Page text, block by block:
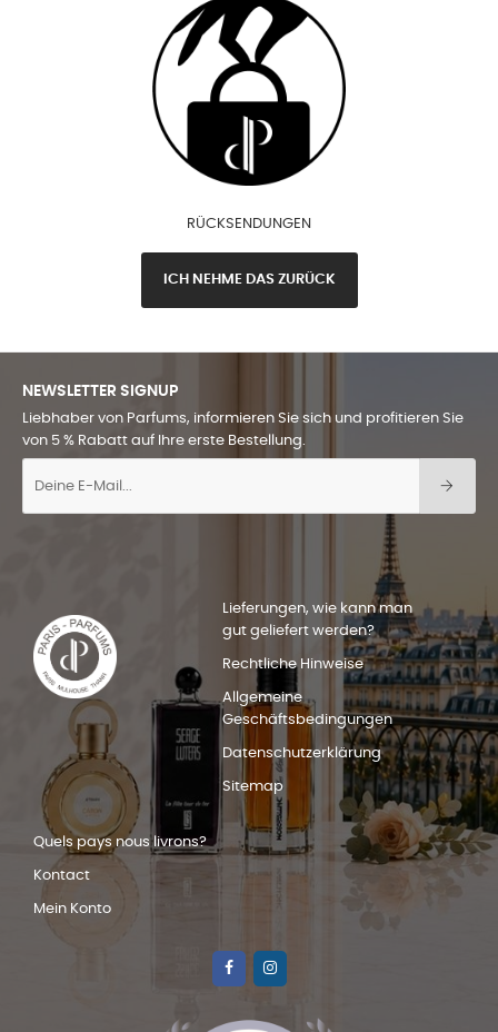
RÜCKSENDUNGEN
ICH NEHME DAS ZURÜCK
NEWSLETTER SIGNUP
Liebhaber von Parfums, informieren Sie sich und profitieren Sie
von 5 % Rabatt auf Ihre erste Bestellung.
Lieferungen, wie kann man
gut geliefert werden?
Rechtliche Hinweise
Allgemeine
Geschäftsbedingungen
Datenschutzerklärung
Sitemap
Quels pays nous livrons?
Kontact
Mein Konto